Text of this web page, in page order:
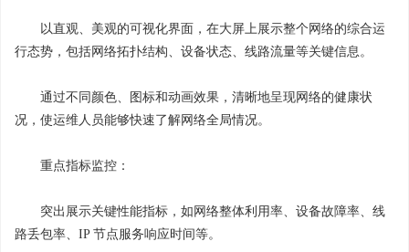
以直观、美观的可视化界面，在大屏上展示整个网络的综合运
行态势，包括网络拓扑结构、设备状态、线路流量等关键信息。
通过不同颜色、图标和动画效果，清晰地呈现网络的健康状
况，使运维人员能够快速了解网络全局情况。
重点指标监控：
突出展示关键性能指标，如网络整体利用率、设备故障率、线
路丢包率、IP 节点服务响应时间等。